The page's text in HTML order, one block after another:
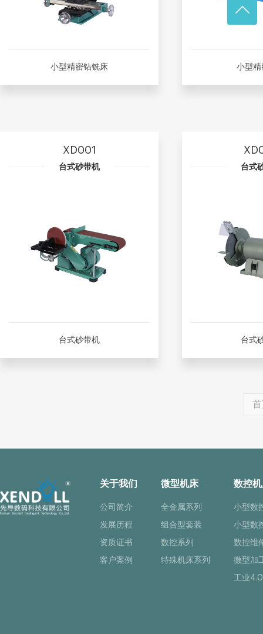
小型精密钻铣床 小型精
XD001
台式砂带机
台式砂带机
台式
台式
关于我们
公司简介
发展历程
资质证书
客户案例
微型机床
全金属系列
组合型套装
数控系列
特殊机床系列
数控
小型数
小型数
数控维
微型加
工业4.0